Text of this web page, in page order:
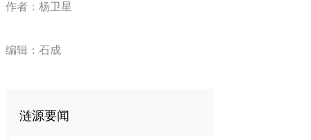
作者：杨卫星
编辑：石成
涟源要闻